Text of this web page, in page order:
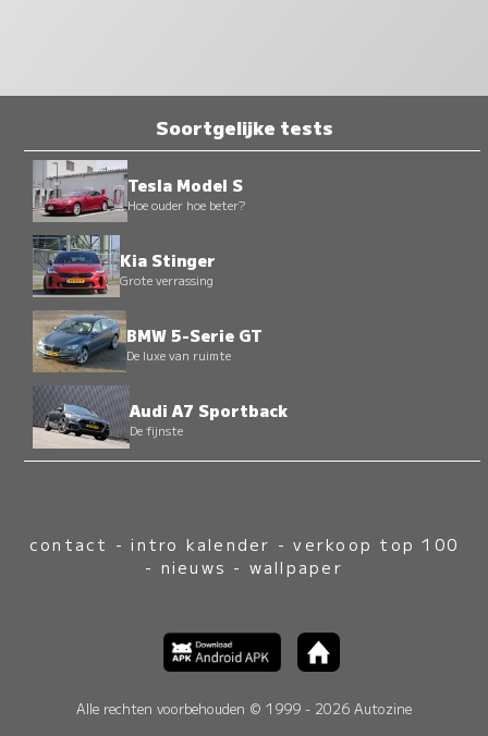
Soortgelijke tests
Tesla Model S
Hoe ouder hoe beter?
Kia Stinger
Grote verrassing
BMW 5-Serie GT
De luxe van ruimte
Audi A7 Sportback
De fijnste
contact -intro kalender -verkoop top 100
- nieuws - wallpaper
Alle rechten voorbehouden © 1999 - 2026 Autozine